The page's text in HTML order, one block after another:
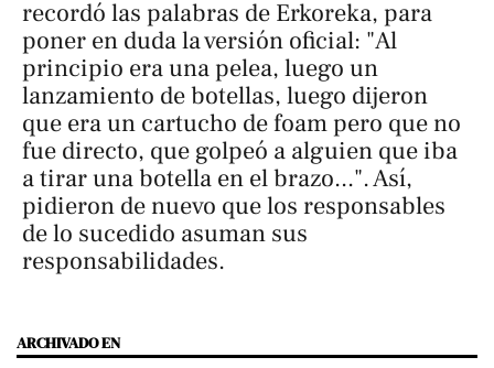
recordó las palabras de Erkoreka, para
poner en duda la versión oficial: "Al
principio era una pelea, luego un
lanzamiento de botellas, luego dijeron
que era un cartucho de foam pero que no
fue directo, que golpeó a alguien que iba
a tirar una botella en el brazo...". Así,
pidieron de nuevo que los responsables
de lo sucedido asuman sus
responsabilidades.
ARCHIVADO EN